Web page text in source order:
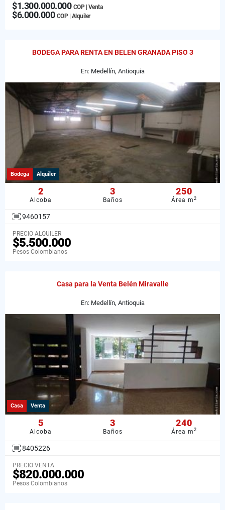
$1.300.000.000 COP | Venta
$6.000.000 COP | Alquiler
BODEGA PARA RENTA EN BELEN GRANADA PISO 3
En: Medellín, Antioquia
Bodega Alquiler
2
Alcoba
3
Baños
250
Área m2
9460157
PRECIO ALQUILER
$5.500.000
Pesos Colombianos
Casa para la Venta Belén Miravalle
En: Medellín, Antioquia
Casa Venta
5
Alcoba
3
Baños
240
Área m2
8405226
PRECIO VENTA
$820.000.000
Pesos Colombianos